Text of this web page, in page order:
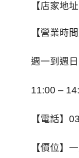
【店家地
【營業時間
週一到週日
11:00 –
【電話】
【價位】